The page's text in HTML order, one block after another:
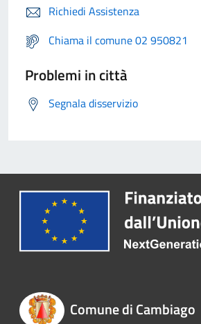
Richiedi Assistenza
Chiama il comune 02 950821
Problemi in città
Segnala disservizio
Comune di Cambiago